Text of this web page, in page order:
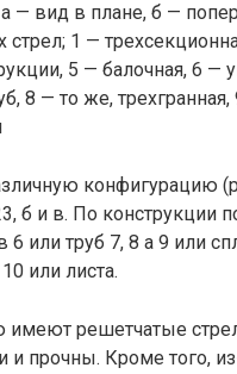
— вид в плане, б —
1 —
5 — балочная, 6 —
8 — то же,
конфигурацию
б и в. По конструкции
или труб 7, 8 а 9 или
или листа.
решетчатые
прочны. Кроме того,